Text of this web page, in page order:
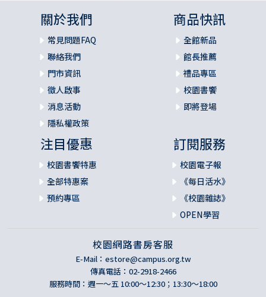
關於我們
常見問題FAQ
聯絡我們
門市資訊
徵人啟事
消息活動
隱私權政策
商品快訊
全館新品
館長推薦
禮品專區
校園書饗
即將登場
注目優惠
校園書饗特惠
全部特惠案
預約專區
訂閱服務
校園電子報
《每日活水》
《校園雜誌》
OPEN學習
校園網路書房客服
E-Mail： estore@campus.org.tw
傳真電話：02-2918-2466
服務時間：週一～五 10:00～12:30；13:30～18:00